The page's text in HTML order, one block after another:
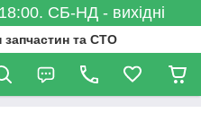
СБ-НД - вихідні
запчастин та СТО